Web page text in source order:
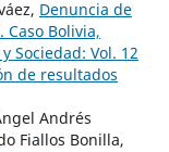
Denuncia de
Bolivia,
Sociedad: Vol. 12
de resultados
Andrés
Fiallos Bonilla,